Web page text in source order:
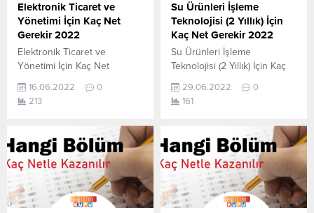
Elektronik Ticaret ve
Yönetimi İçin Kaç Net
Gerekir 2022
Elektronik Ticaret ve
Yönetimi İçin Kaç Net
Elektronik Ticaret ve
Yönetimi için kaç net
cevabını aşağıdan
öğrenebilirsiniz. Bu veriler
2021 TYT-AYT sınavında en
son yerleşen öğrencilerin
yapmış olduğu netlerdir.
YÖKATLAS YKS-TYT Net
16.06.2022
0
213
Su Ürünleri İşleme
Teknolojisi (2 Yıllık) İçin
Kaç Net Gerekir 2022
Su Ürünleri İşleme
Teknolojisi (2 Yıllık) İçin Kaç
Su Ürünleri İşleme
Teknolojisi (2 Yıllık) için kaç
sorusunun cevabını
aşağıdan öğrenebilirsiniz. Bu
veriler 2021 TYT-AYT
sınavında en son yerleşen
öğrencilerin yapmış olduğu
netlerdir. YÖKATLAS YKS-
29.06.2022
0
161